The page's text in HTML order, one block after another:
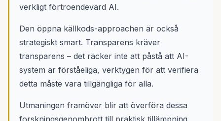
verkligt förtroendevärd AI.
Den öppna källkods-approachen är också
strategiskt smart. Transparens kräver
transparens – det räcker inte att påstå att AI-
system är förståeliga, verktygen för att verifiera
detta måste vara tillgängliga för alla.
Utmaningen framöver blir att överföra dessa
forskningsgenombrott till praktisk tillämpning.